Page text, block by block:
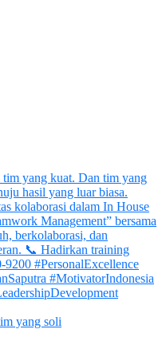
yang soli